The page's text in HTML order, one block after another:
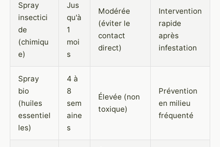
Spray
insectici
de
(chimiqu
e)
Jus
qu'à
1
moi
s
Modérée
(éviter le
contact
direct)
Intervention
rapide
après
infestation
Spray
bio
(huiles
essentiel
les)
4 à
8
sem
aine
s
Élevée (non
toxique)
Prévention
en milieu
fréquenté